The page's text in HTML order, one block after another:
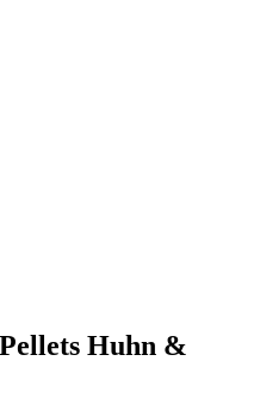
Huhn &